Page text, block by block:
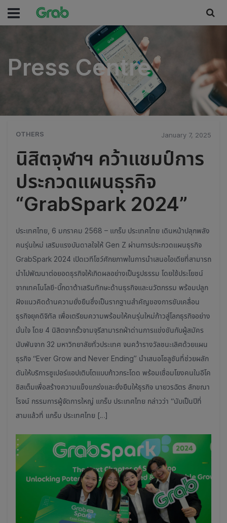
Press Centre
Press Centre
OTHERS January 7, 2025
นิสิตจุฬาฯ คว้าแชมป์การ
ประกวดแผนธุรกิจ
“GrabSpark 2024”
ประเทศไทย, 6 มกราคม 2568 – แกร็บ ประเทศไทย เดินหน้าปลุกพลัง
คนรุ่นใหม่ เสริมแรงบันดาลใจให้ Gen Z ผ่านการประกวดแผนธุรกิจ
GrabSpark 2024 เปิดเวทีโชว์ศักยภาพในการนำเสนอไอเดียที่สามารถ
นำไปพัฒนาต่อยอดธุรกิจให้เกิดผลอย่างเป็นรูปธรรม โดยใช้ประโยชน์
จากเทคโนโลยี-บิ๊กดาต้าเสริมทักษะด้านธุรกิจและนวัตกรรม พร้อมปลูก
ฝังแนวคิดด้านความยั่งยืนซึ่งเป็นรากฐานสำคัญของการขับเคลื่อน
ธุรกิจยุคดิจิทัล เพื่อเตรียมความพร้อมให้คนรุ่นใหม่ก้าวสู่โลกธุรกิจอย่าง
มั่นใจ โดย 4 นิสิตจากรั้วจามจุรีสามารถฝ่าด่านการแข่งขันกับผู้สมัคร
นับพันจาก 32 มหาวิทยาลัยทั่วประเทศ จนคว้ารางวัลชนะเลิศด้วยแผน
ธุรกิจ “Ever Grow and Never Ending” นำเสนอโซลูชันที่ช่วยผลัก
ดันให้บริการซูเปอร์แอปเติบโตแบบก้าวกระโดด พร้อมเชื่อมโยงคนในอีโค
ซิสเต็มเพื่อสร้างความแข็งแกร่งและยั่งยืนให้ธุรกิจ นายวรฉัตร ลักขณา
โรจน์ กรรมการผู้จัดการใหญ่ แกร็บ ประเทศไทย กล่าวว่า “นับเป็นปีที่
สามแล้วที่ แกร็บ ประเทศไทย […]